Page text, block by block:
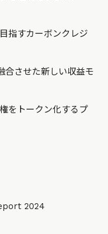
指すカーボンクレジ
合させた新しい収益モ
をトークン化するプ
2024